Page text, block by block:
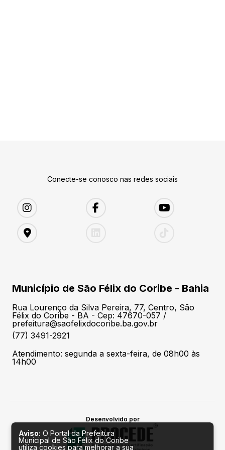
Conecte-se conosco nas redes sociais
Município de São Félix do Coribe - Bahia
Rua Lourenço da Silva Pereira, 77, Centro, São
Félix do Coribe - BA - Cep: 47670-057 /
prefeitura@saofelixdocoribe.ba.gov.br
(77) 3491-2921
Atendimento: segunda a sexta-feira, de 08h00 às
14h00
Desenvolvido por
Aviso: O Portal da Prefeitura
Municipal de São Félix do Coribe
utiliza cookies para melhorar a sua